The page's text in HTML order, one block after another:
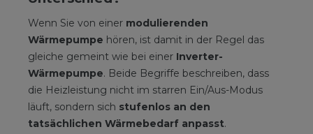
Wenn Sie von einer modulierenden
Wärmepumpe hören, ist damit in der Regel das
gleiche gemeint wie bei einer Inverter-
Wärmepumpe. Beide Begriffe beschreiben, dass
die Heizleistung nicht im starren Ein/Aus-Modus
läuft, sondern sich stufenlos an den
tatsächlichen Wärmebedarf anpasst.